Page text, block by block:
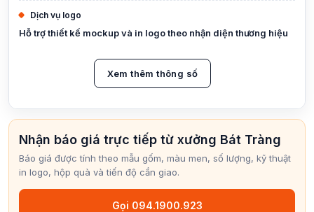
Dịch vụ logo
Hỗ trợ thiết kế mockup và in logo theo nhận diện thương hiệu
Xem thêm thông số
Nhận báo giá trực tiếp từ xưởng Bát Tràng
Báo giá được tính theo mẫu gốm, màu men, số lượng, kỹ thuật
in logo, hộp quà và tiến độ cần giao.
Gọi 094.1900.923